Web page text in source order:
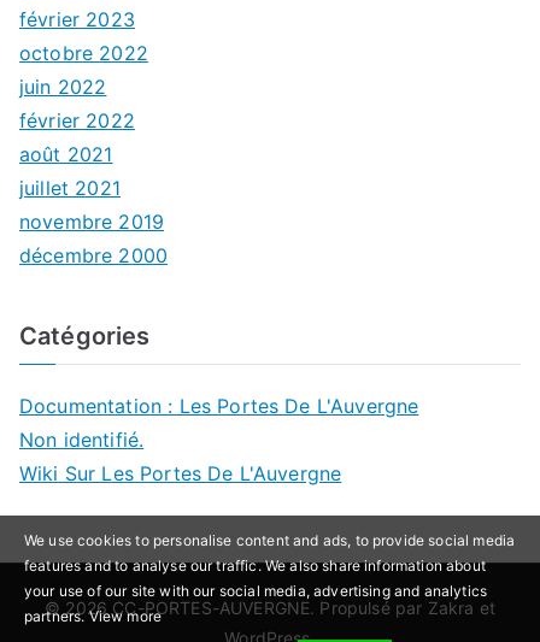
février 2023
octobre 2022
juin 2022
février 2022
août 2021
juillet 2021
novembre 2019
décembre 2000
Catégories
Documentation : Les Portes De L'Auvergne
Non identifié.
Wiki Sur Les Portes De L'Auvergne
© 2026 CC-PORTES-AUVERGNE. Propulsé par Zakra et
We use cookies to personalise content and ads, to provide social media
features and to analyse our traffic. We also share information about
your use of our site with our social media, advertising and analytics
partners.View more